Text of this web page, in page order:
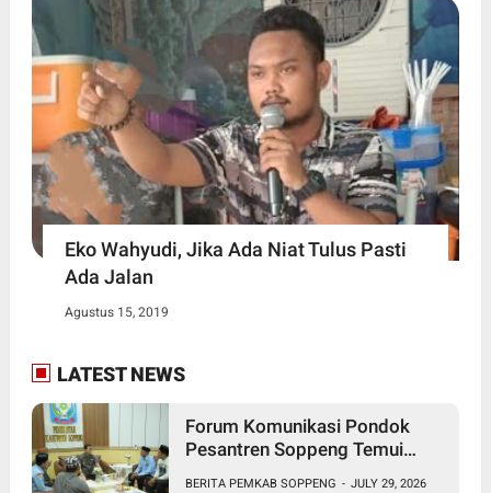
Eko Wahyudi, Jika Ada Niat Tulus Pasti
Ada Jalan
Agustus 15, 2019
LATEST NEWS
Forum Komunikasi Pondok
Pesantren Soppeng Temui
BERITA PEMKAB SOPPENG - JULY 29, 2026